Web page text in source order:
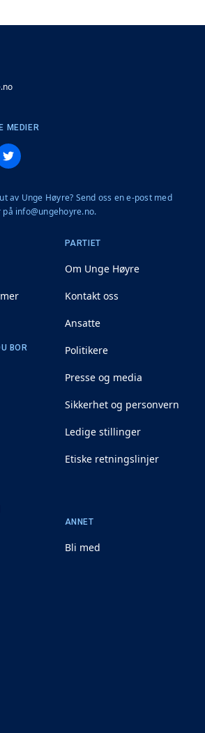
MEDIER
av Unge Høyre? Send oss en e-post med
info@ungehoyre.no.
PARTIET
Om Unge Høyre
Kontakt oss
Ansatte
Politikere
Presse og media
Sikkerhet og personvern
Ledige stillinger
Etiske retningslinjer
BOR
ANNET
Bli med